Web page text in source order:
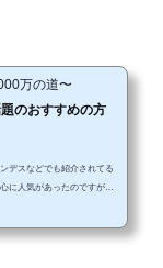
万の道〜
のおすすめの方
デスなどでも紹介されてる
に人気があったのですが、